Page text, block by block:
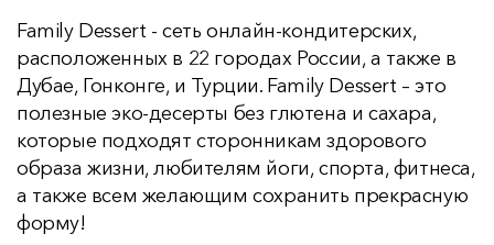
Family Dessert - сеть онлайн-кондитерских,
расположенных в 22 городах России, а также в
Дубае, Гонконге, и Турции. Family Dessert – это
полезные эко-десерты без глютена и сахара,
которые подходят сторонникам здорового
образа жизни, любителям йоги, спорта, фитнеса,
а также всем желающим сохранить прекрасную
форму!